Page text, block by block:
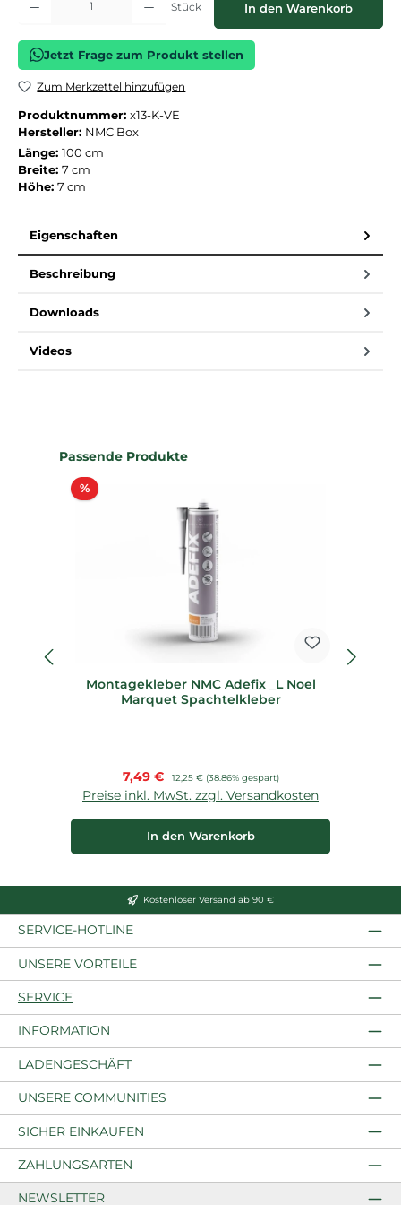
Stück In den Warenkorb
Jetzt Frage zum Produkt stellen
Zum Merkzettel hinzufügen
Produktnummer: x13-K-VE
Hersteller: NMC Box
Länge: 100 cm
Breite: 7 cm
Höhe: 7 cm
Eigenschaften
Beschreibung
Downloads
Videos
Produktgalerie überspringen
Passende Produkte
%Rabatt
Montagekleber NMC Adefix _L Noel
Marquet Spachtelkleber
Verkaufspreis:
7,49 € Regulärer Preis:
12,25 € (38.86% gespart)
Preise inkl. MwSt. zzgl. Versandkosten
In den Warenkorb
Kostenloser Versand ab 90 €
SERVICE-HOTLINE
UNSERE VORTEILE
SERVICE
INFORMATION
LADENGESCHÄFT
UNSERE COMMUNITIES
SICHER EINKAUFEN
ZAHLUNGSARTEN
NEWSLETTER